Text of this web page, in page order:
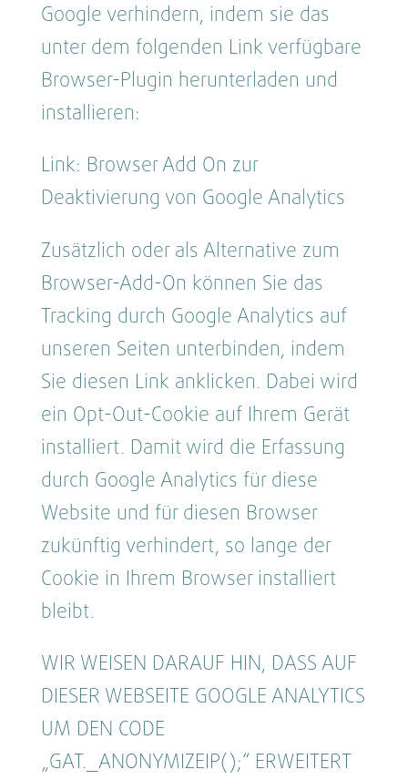
Google verhindern, indem sie das
unter dem folgenden Link verfügbare
Browser-Plugin herunterladen und
installieren:
Link: Browser Add On zur
Deaktivierung von Google Analytics
Zusätzlich oder als Alternative zum
Browser-Add-On können Sie das
Tracking durch Google Analytics auf
unseren Seiten unterbinden, indem
Sie diesen Link anklicken. Dabei wird
ein Opt-Out-Cookie auf Ihrem Gerät
installiert. Damit wird die Erfassung
durch Google Analytics für diese
Website und für diesen Browser
zukünftig verhindert, so lange der
Cookie in Ihrem Browser installiert
bleibt.
WIR WEISEN DARAUF HIN, DASS AUF
DIESER WEBSEITE GOOGLE ANALYTICS
UM DEN CODE
„GAT._ANONYMIZEIP();“ ERWEITERT